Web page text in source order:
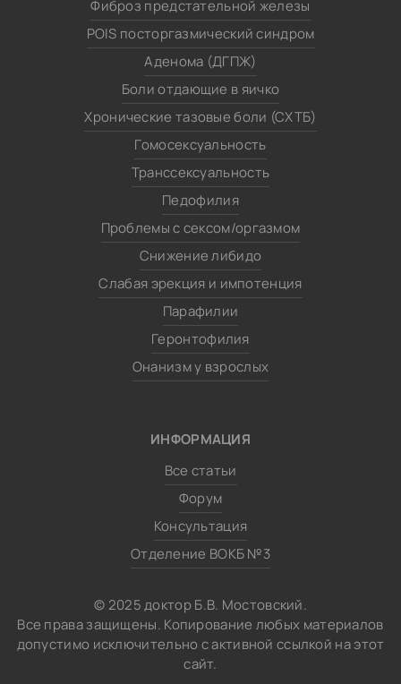
Фиброз предстательной железы
POIS посторгазмический синдром
Аденома (ДГПЖ)
Боли отдающие в яичко
Хронические тазовые боли (СХТБ)
Гомосексуальность
Транссексуальность
Педофилия
Проблемы с сексом/оргазмом
Снижение либидо
Слабая эрекция и импотенция
Парафилии
Геронтофилия
Онанизм у взрослых
ИНФОРМАЦИЯ
Все статьи
Форум
Консультация
Отделение ВОКБ №3
© 2025 доктор Б.В. Мостовский.
Все права защищены. Копирование любых материалов
допустимо исключительно с активной ссылкой на этот
сайт.